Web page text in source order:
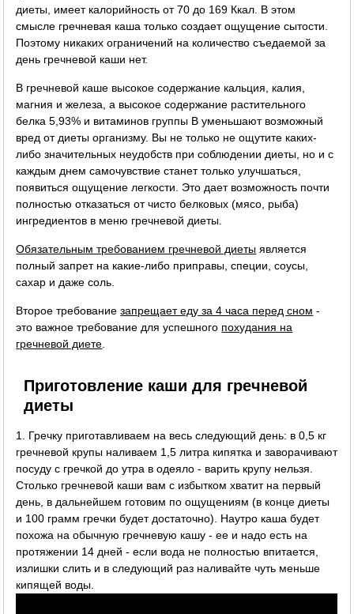
диеты, имеет калорийность от 70 до 169 Ккал. В этом
смысле гречневая каша только создает ощущение сытости.
Поэтому никаких ограничений на количество съедаемой за
день гречневой каши нет.
В гречневой каше высокое содержание кальция, калия,
магния и железа, а высокое содержание растительного
белка 5,93% и витаминов группы B уменьшают возможный
вред от диеты организму. Вы не только не ощутите каких-
либо значительных неудобств при соблюдении диеты, но и с
каждым днем самочувствие станет только улучшаться,
появиться ощущение легкости. Это дает возможность почти
полностью отказаться от чисто белковых (мясо, рыба)
ингредиентов в меню гречневой диеты.
Обязательным требованием гречневой диеты является
полный запрет на какие-либо приправы, специи, соусы,
сахар и даже соль.
Второе требованиезапрещает еду за 4 часа перед сном -
это важное требование для успешного похудания на
гречневой диете
Приготовление каши для гречневой
диеты
1. Гречку приготавливаем на весь следующий день: в 0,5 кг
гречневой крупы наливаем 1,5 литра кипятка и заворачивают
посуду с гречкой до утра в одеяло - варить крупу нельзя.
Столько гречневой каши вам с избытком хватит на первый
день, в дальнейшем готовим по ощущениям (в конце диеты
и 100 грамм гречки будет достаточно). Наутро каша будет
похожа на обычную гречневую кашу - ее и надо есть на
протяжении 14 дней - если вода не полностью впитается,
излишки слить и в следующий раз наливайте чуть меньше
кипящей воды.